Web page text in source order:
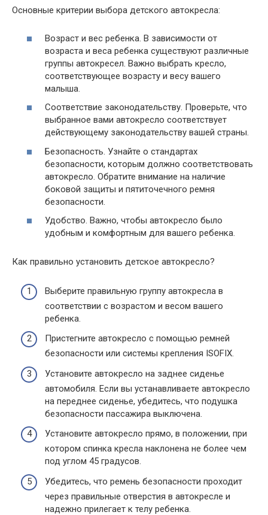
Основные критерии выбора детского автокресла:
Возраст и вес ребенка. В зависимости от
возраста и веса ребенка существуют различные
группы автокресел. Важно выбрать кресло,
соответствующее возрасту и весу вашего
малыша.
Соответствие законодательству. Проверьте, что
выбранное вами автокресло соответствует
действующему законодательству вашей страны.
Безопасность. Узнайте о стандартах
безопасности, которым должно соответствовать
автокресло. Обратите внимание на наличие
боковой защиты и пятиточечного ремня
безопасности.
Удобство. Важно, чтобы автокресло было
удобным и комфортным для вашего ребенка.
Как правильно установить детское автокресло?
Выберите правильную группу автокресла в
соответствии с возрастом и весом вашего
ребенка.
Пристегните автокресло с помощью ремней
безопасности или системы крепления ISOFIX.
Установите автокресло на заднее сиденье
автомобиля. Если вы устанавливаете автокресло
на переднее сиденье, убедитесь, что подушка
безопасности пассажира выключена.
Установите автокресло прямо, в положении, при
котором спинка кресла наклонена не более чем
под углом 45 градусов.
Убедитесь, что ремень безопасности проходит
через правильные отверстия в автокресле и
надежно прилегает к телу ребенка.